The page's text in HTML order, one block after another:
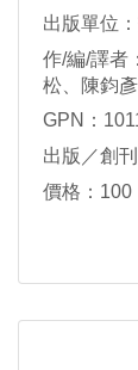
出版單位：
作/編/譯者
松、陳鈞
GPN：
出版／創
價格：100